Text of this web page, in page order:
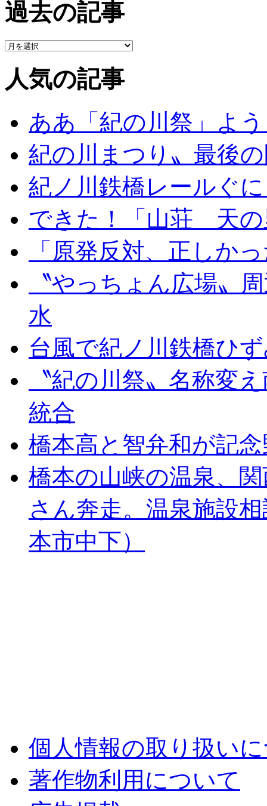
過去の記事
人気の記事
ああ「紀の川祭」よ
紀の川まつり〟最後
紀ノ川鉄橋レールぐ
できた！「山荘 天の
「原発反対、正しか
〝やっちょん広場〟
水
台風で紀ノ川鉄橋ひ
〝紀の川祭〟名称変
統合
橋本高と智弁和が記
橋本の山峡の温泉、
さん奔走。温泉施設
本市中下）
個人情報の取り扱い
著作物利用について